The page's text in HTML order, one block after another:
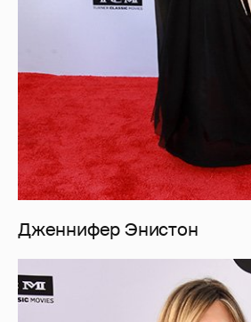
Дженнифер Энистон